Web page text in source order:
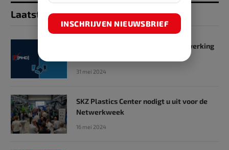
Laatst toegevoegd
SKZ en RHD GmbH starten samenwerking
31 mei 2024
SKZ Plastics Center nodigt u uit voor de
Netwerkweek
16 mei 2024
INSCHRIJVEN NIEUWSBRIEF